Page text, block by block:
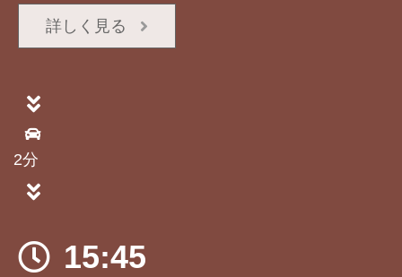
詳しく見る
2分
15:45